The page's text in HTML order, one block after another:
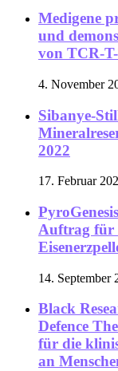
Medigene
und
von TCR-
4. November
Sibanye-
2022
17. Februar
Auftrag für
14. September
Black
Defence
für die
an